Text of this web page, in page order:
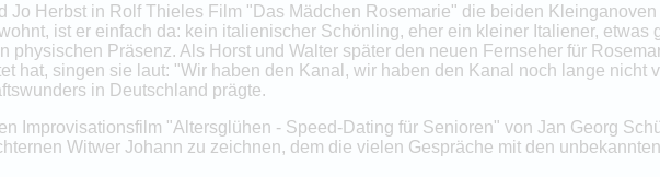
Jo Herbst in Rolf Thieles Film "Das Mädchen Rosemarie" die beiden
ist er einfach da: kein italienischer Schönling, eher ein kleiner Italiener, etwas
physischen Präsenz. Als Horst und Walter später den neuen Fernseher für
hat, singen sie laut: "Wir haben den Kanal, wir haben den Kanal noch lange nicht
in Deutschland prägte.
Improvisationsfilm "Altersglühen - Speed-Dating für Senioren" von Jan Georg
Witwer Johann zu zeichnen, dem die vielen Gespräche mit den